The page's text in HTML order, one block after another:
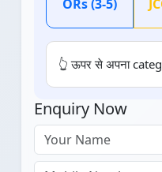
ORs (3-5)
👆 ऊपर से अपना
Enquiry Now